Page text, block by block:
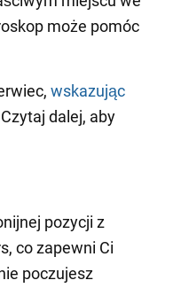
może pomóc
wskazując
dalej, aby
pozycji z
co zapewni Ci
poczujesz